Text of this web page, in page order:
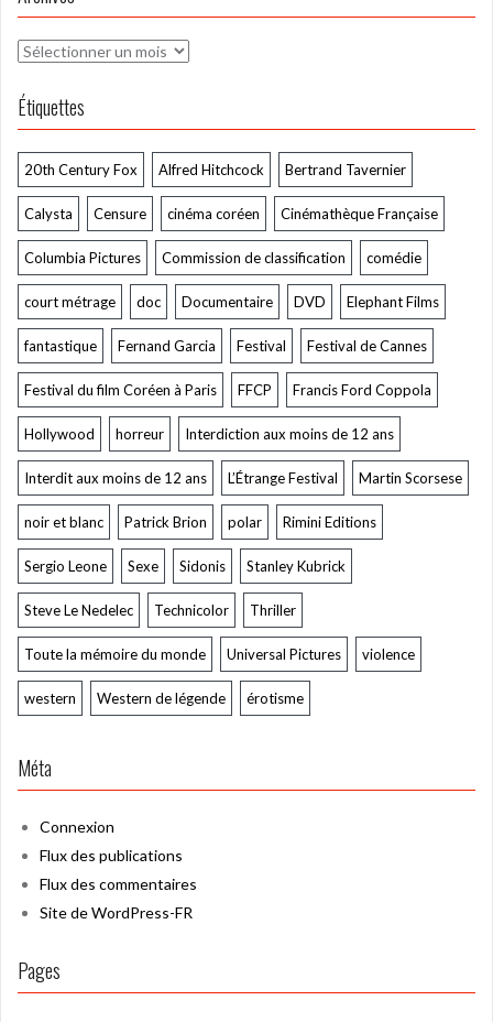
Archives
Étiquettes
20th Century Fox Alfred Hitchcock Bertrand Tavernier
Calysta Censure cinéma coréen Cinémathèque Française
Columbia Pictures Commission de classification comédie
court métrage doc Documentaire DVD Elephant Films
fantastique Fernand Garcia Festival Festival de Cannes
Festival du film Coréen à Paris FFCP Francis Ford Coppola
Hollywood horreur Interdiction aux moins de 12 ans
Interdit aux moins de 12 ans L’Étrange Festival Martin Scorsese
noir et blanc Patrick Brion polar Rimini Editions
Sergio Leone Sexe Sidonis Stanley Kubrick
Steve Le Nedelec Technicolor Thriller
Toute la mémoire du monde Universal Pictures violence
western Western de légende érotisme
Méta
Connexion
Flux des publications
Flux des commentaires
Site de WordPress-FR
Pages